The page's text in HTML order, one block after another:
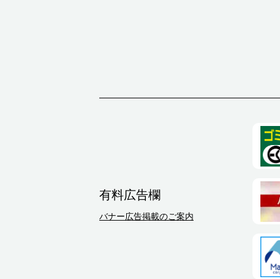
有料広告欄
バナー広告掲載のご案内